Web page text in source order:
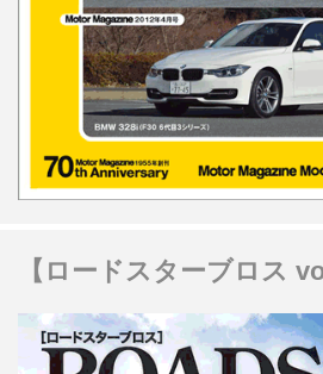
【ロードスターブロス